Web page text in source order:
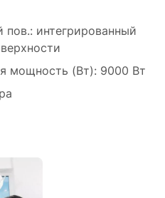
интегрированный
мощность (Вт): 9000 Вт